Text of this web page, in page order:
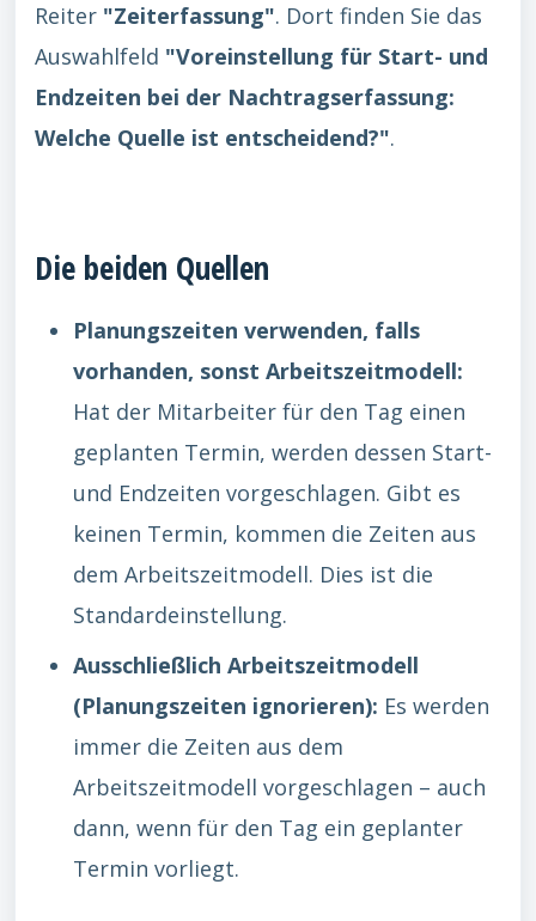
Reiter "Zeiterfassung". Dort finden Sie das
Auswahlfeld "Voreinstellung für Start- und
Endzeiten bei der Nachtragserfassung:
Welche Quelle ist entscheidend?".
Die beiden Quellen
Planungszeiten verwenden, falls
vorhanden, sonst Arbeitszeitmodell:
Hat der Mitarbeiter für den Tag einen
geplanten Termin, werden dessen Start-
und Endzeiten vorgeschlagen. Gibt es
keinen Termin, kommen die Zeiten aus
dem Arbeitszeitmodell. Dies ist die
Standardeinstellung.
Ausschließlich Arbeitszeitmodell
(Planungszeiten ignorieren): Es werden
immer die Zeiten aus dem
Arbeitszeitmodell vorgeschlagen – auch
dann, wenn für den Tag ein geplanter
Termin vorliegt.